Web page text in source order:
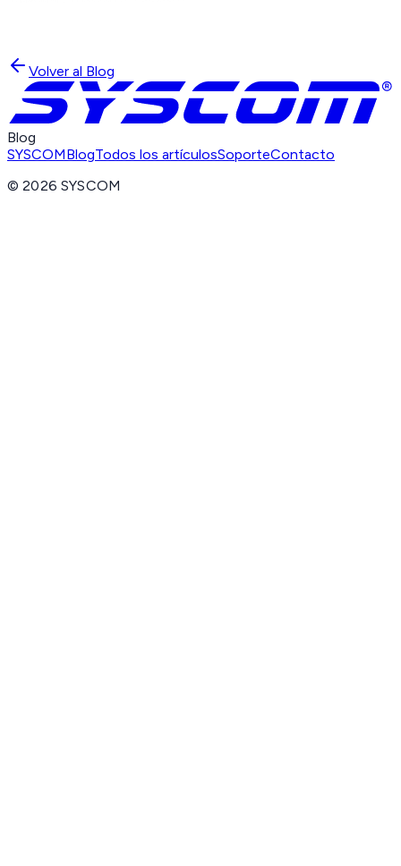
Volver al Blog
Blog
SYSCOMBlogTodos los artículosSoporteContacto
©2026 SYSCOM